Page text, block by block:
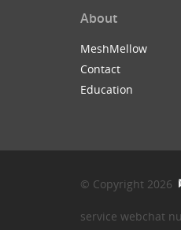
About
MeshMellow
Contact
Education
© Copyright 2026
service webchat